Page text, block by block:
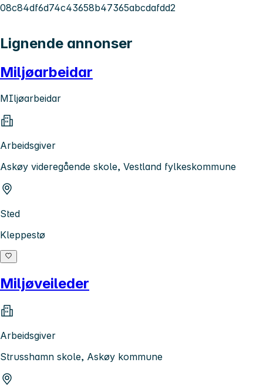
08c84df6d74c43658b47365abcdafdd2
Lignende annonser
Miljøarbeidar
MIljøarbeidar
Arbeidsgiver
Askøy videregående skole, Vestland fylkeskommune
Sted
Kleppestø
Miljøveileder
Arbeidsgiver
Strusshamn skole, Askøy kommune